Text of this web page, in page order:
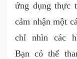
ứng dụng thực
cảm nhận một
chỉ nhìn các
Bạn có thể